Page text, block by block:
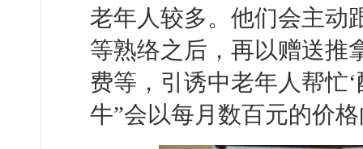
老年人较多。他们会主动
等熟络之后，再以赠送推
费等，引诱中老年人帮忙
牛”会以每月数百元的价